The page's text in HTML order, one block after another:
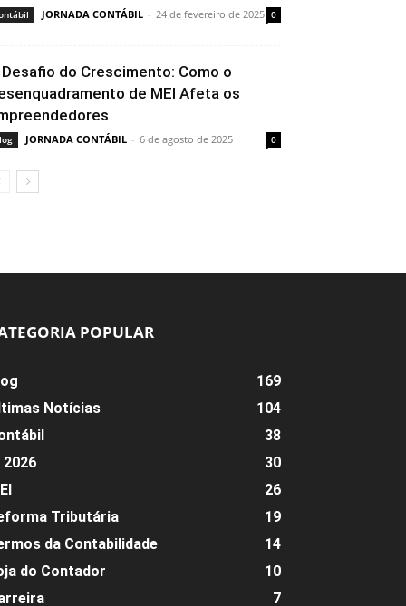
JORNADA CONTÁBIL - 24 de fevereiro de 2025 0
Desafio do Crescimento: Como o
de MEI Afeta os
JORNADA CONTÁBIL - 6 de agosto de 2025 0
POPULAR
169
Notícias
104
38
2026
30
26
Tributária
19
da Contabilidade
14
do Contador
10
7